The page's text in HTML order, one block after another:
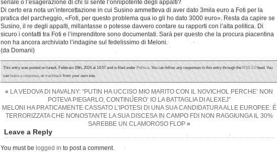
seriale o l’esagerazione di chi si sente l’onnipotente degli appalti?
Di certo era nota un’intercettazione in cui Susino ammetteva di aver dato 3mila euro a Foti per la
pratica del parcheggio, «Foti, per questo problema qua io gli ho dato 3000 euro». Resta da capire se
Susino, il re degli appalti, millantasse o potesse davvero contare su rapporti con l’alta politica. Di
sicuro i contatti tra Foti e l’imprenditore sono documentati. Sarà per questo che la procura piacentina
non ha ancora archiviato l’indagine sul fedelissimo di Meloni.
(da Domani)
This entry was posted on lunedì, Febbraio 19th, 2024 at 14:57 and is filed underPolitica. You can follow any responses to this entry through theRSS 2.0feed. You
canleave a response, ortrackbackfrom your own site.
« LA VEDOVA DI NAVALNY: “PUTIN HA UCCISO MIO MARITO CON IL NOVICHOL PERCHE’ NON
POTEVA PIEGARLO, CONTINUERO’ IO LA BATTAGLIA DI ALEXEJ”
MELONI HA PRATICAMENTE CASSATO L’IPOTESI DI UNA SUA CANDIDATURA ALLE EUROPEE: È
TERRORIZZATA CHE NONOSTANTE LA SUA DISCESA IN CAMPO FDI NON RAGGIUNGA IL 30%
SAREBBE UN CLAMOROSO FLOP»
Leave a Reply
You must be logged in to post a comment.